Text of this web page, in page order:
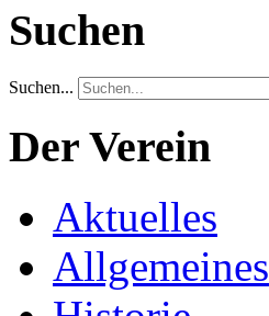
Suchen
Suchen...
Der Verein
Aktuelles
Allgemeines